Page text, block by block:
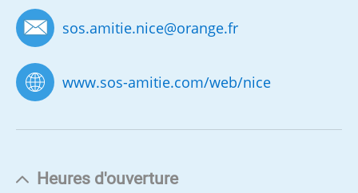
sos.amitie.nice@orange.fr
www.sos-amitie.com/web/nice
Heures d'ouverture